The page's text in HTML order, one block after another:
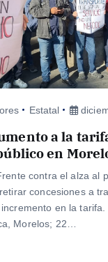
Estatal
a la
en
contra el alza al
concesiones a
en la tarifa.
Morelos; 22…